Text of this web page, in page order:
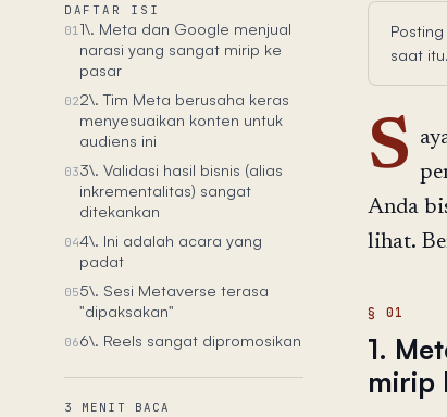
DAFTAR ISI
011\. Meta dan Google menjual
narasi yang sangat mirip ke
pasar
022\. Tim Meta berusaha keras
menyesuaikan konten untuk
audiens ini
033\. Validasi hasil bisnis (alias
inkrementalitas) sangat
ditekankan
044\. Ini adalah acara yang
padat
055\. Sesi Metaverse terasa
"dipaksakan"
066\. Reels sangat dipromosikan
3 MENIT BACA
saat itu.
S
Anda
lihat.
1.
mirip